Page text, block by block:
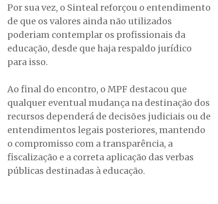
Por sua vez, o Sinteal reforçou o entendimento
de que os valores ainda não utilizados
poderiam contemplar os profissionais da
educação, desde que haja respaldo jurídico
para isso.
Ao final do encontro, o MPF destacou que
qualquer eventual mudança na destinação dos
recursos dependerá de decisões judiciais ou de
entendimentos legais posteriores, mantendo
o compromisso com a transparência, a
fiscalização e a correta aplicação das verbas
públicas destinadas à educação.